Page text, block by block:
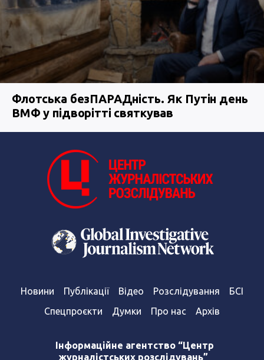
Флотська безПАРАДність. Як Путін день
ВМФ у підворітті святкував
Новини Публікації Відео Розслідування
БСІ
Спецпроєкти
Думки Про нас Архів
Інформаційне агентство “Центр
журналістських розслідувань”